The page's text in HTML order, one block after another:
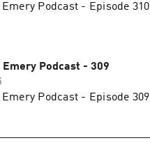
Podcast - Episode 310
Emery Podcast - 309
Podcast - Episode 309